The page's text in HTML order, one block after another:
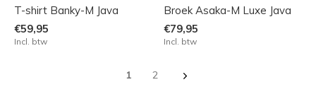
T-shirt Banky-M Java
€59,95
Incl. btw
Broek Asaka-M Luxe Java
€79,95
Incl. btw
1 2